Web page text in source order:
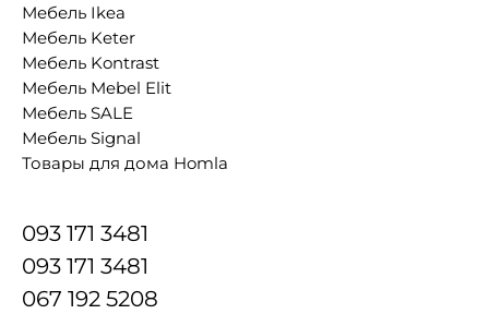
Мебель Ikea
Мебель Keter
Мебель Kontrast
Мебель Mebel Elit
Мебель SALE
Мебель Signal
Товары для дома Homla
093 171 3481
093 171 3481
067 192 5208